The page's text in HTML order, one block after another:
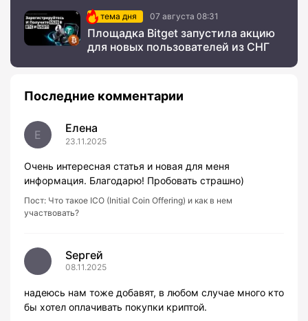
тема дня 07 августа 08:31
Площадка Bitget запустила акцию
для новых пользователей из СНГ
Последние комментарии
Е Елена
23.11.2025
Очень интересная статья и новая для меня
информация. Благодарю! Пробовать страшно)
Пост: Что такое ICO (Initial Coin Offering) и как в нем
участвовать?
Sергей
08.11.2025
надеюсь нам тоже добавят, в любом случае много кто
бы хотел оплачивать покупки криптой.